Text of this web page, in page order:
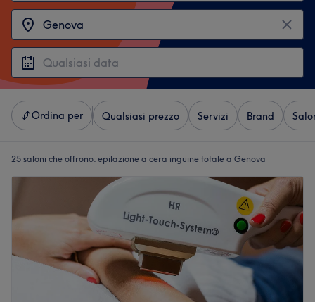
Ordina per Qualsiasi prezzo Servizi Brand
25 saloni che offrono: epilazione a cera inguine totale a Genova